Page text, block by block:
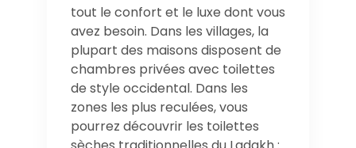
tout le confort et le luxe dont vous
avez besoin. Dans les villages, la
plupart des maisons disposent de
chambres privées avec toilettes
de style occidental. Dans les
zones les plus reculées, vous
pourrez découvrir les toilettes